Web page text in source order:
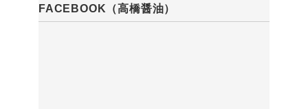
FACEBOOK（高橋醤油）